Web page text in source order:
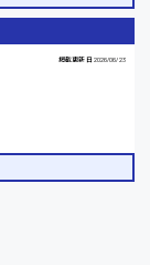
掲載更新日 2026/06/23